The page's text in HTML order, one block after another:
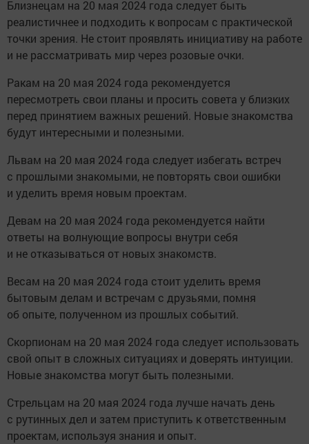
Близнецам на 20 мая 2024 года следует быть
реалистичнее и подходить к вопросам с практической
точки зрения. Не стоит проявлять инициативу на работе
и не рассматривать мир через розовые очки.
Ракам на 20 мая 2024 года рекомендуется
пересмотреть свои планы и просить совета у близких
перед принятием важных решений. Новые знакомства
будут интересными и полезными.
Львам на 20 мая 2024 года следует избегать встреч
с прошлыми знакомыми, не повторять свои ошибки
и уделить время новым проектам.
Девам на 20 мая 2024 года рекомендуется найти
ответы на волнующие вопросы внутри себя
и не отказываться от новых знакомств.
Весам на 20 мая 2024 года стоит уделить время
бытовым делам и встречам с друзьями, помня
об опыте, полученном из прошлых событий.
Скорпионам на 20 мая 2024 года следует использовать
свой опыт в сложных ситуациях и доверять интуиции.
Новые знакомства могут быть полезными.
Стрельцам на 20 мая 2024 года лучше начать день
с рутинных дел и затем приступить к ответственным
проектам, используя знания и опыт.